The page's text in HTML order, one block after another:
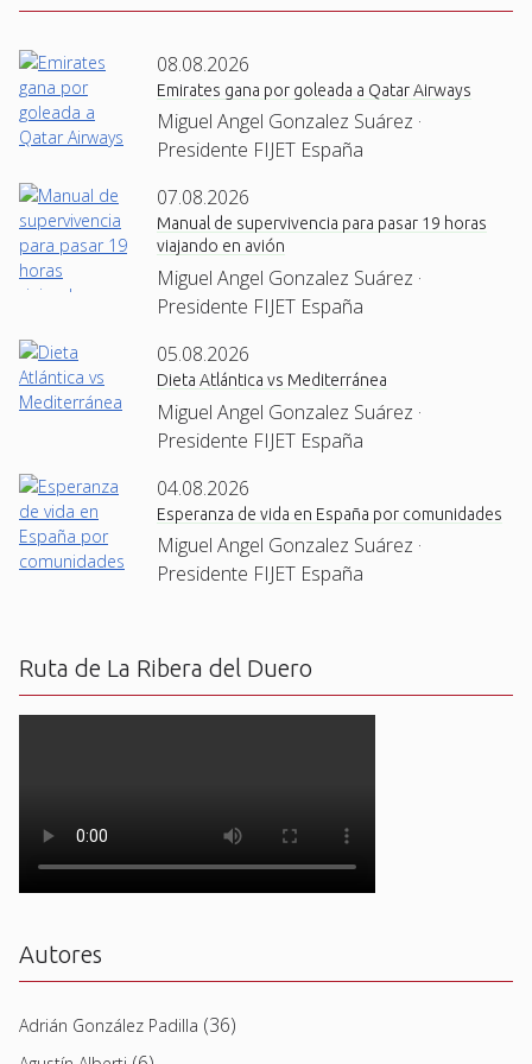
08.08.2026
Emirates gana por goleada a Qatar Airways
Miguel Angel Gonzalez Suárez ·
Presidente FIJET España
07.08.2026
Manual de supervivencia para pasar 19 horas
viajando en avión
Miguel Angel Gonzalez Suárez ·
Presidente FIJET España
05.08.2026
Dieta Atlántica vs Mediterránea
Miguel Angel Gonzalez Suárez ·
Presidente FIJET España
04.08.2026
Esperanza de vida en España por comunidades
Miguel Angel Gonzalez Suárez ·
Presidente FIJET España
Ruta de La Ribera del Duero
Autores
Adrián González Padilla (36)